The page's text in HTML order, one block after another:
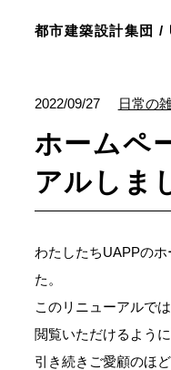
都市建築設計集団 /
2022/09/27 日常の
ホームペ
アルしま
わたしたちUAPPの
た。
このリニューアルで
閲覧いただけるよう
引き続きご愛顧のほ